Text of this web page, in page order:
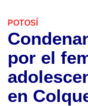
POTOSÍ
por el
en